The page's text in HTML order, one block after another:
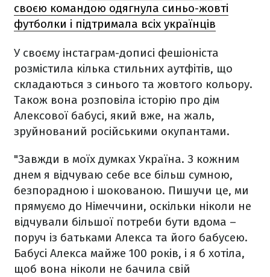
своєю командою одягнула синьо-жовті
футболки і підтримала всіх українців
У своєму інстаграм-дописі фешіоніста
розмістила кілька стильних аутфітів, що
складаються з синього та жовтого кольору.
Також вона розповіла історію про дім
Алексової бабусі, який вже, на жаль,
зруйнований російськими окупантами.
"Завжди в моїх думках Україна. З кожним
днем я відчуваю себе все більш сумною,
безпорадною і шокованою. Пишучи це, ми
прямуємо до Німеччини, оскільки ніколи не
відчували більшої потреби бути вдома –
поруч із батьками Алекса та його бабусею.
Бабусі Алекса майже 100 років, і я б хотіла,
щоб вона ніколи не бачила свій